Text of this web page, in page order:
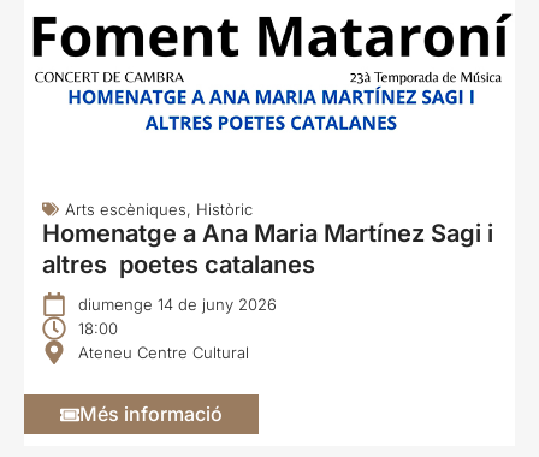
Arts escèniques, Històric
Homenatge a Ana Maria Martínez Sagi i
altres poetes catalanes
diumenge 14 de juny 2026
18:00
Ateneu Centre Cultural
Més informació